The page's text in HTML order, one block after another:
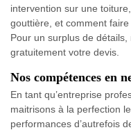
intervention sur une
gouttière, et comment
Pour un surplus de détails,
gratuitement votre devis.
Nos compétences en
En tant qu’entreprise
maitrisons à la perfection
performances d’autrefois